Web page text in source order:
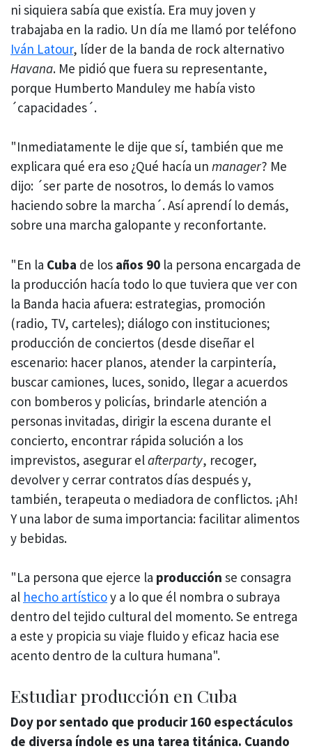
ni siquiera sabía que existía. Era muy joven y
trabajaba en la radio. Un día me llamó por teléfono
Iván Latour, líder de la banda de rock alternativo
Havana. Me pidió que fuera su representante,
porque Humberto Manduley me había visto
´capacidades´.
"Inmediatamente le dije que sí, también que me
explicara qué era eso ¿Qué hacía un manager? Me
dijo: ´ser parte de nosotros, lo demás lo vamos
haciendo sobre la marcha´. Así aprendí lo demás,
sobre una marcha galopante y reconfortante.
"En la Cuba de los años 90 la persona encargada de
la producción hacía todo lo que tuviera que ver con
la Banda hacia afuera: estrategias, promoción
(radio, TV, carteles); diálogo con instituciones;
producción de conciertos (desde diseñar el
escenario: hacer planos, atender la carpintería,
buscar camiones, luces, sonido, llegar a acuerdos
con bomberos y policías, brindarle atención a
personas invitadas, dirigir la escena durante el
concierto, encontrar rápida solución a los
imprevistos, asegurar elafterparty, recoger,
devolver y cerrar contratos días después y,
también, terapeuta o mediadora de conflictos. ¡Ah!
Y una labor de suma importancia: facilitar alimentos
y bebidas.
"La persona que ejerce la producción se consagra
al hecho artísticoy a lo que él nombra o subraya
dentro del tejido cultural del momento. Se entrega
a este y propicia su viaje fluido y eficaz hacia ese
acento dentro de la cultura humana".
Estudiar producción en Cuba
Doy por sentado que producir 160 espectáculos
de diversa índole es una tarea titánica. Cuando